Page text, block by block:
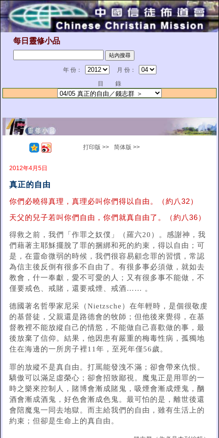
每日靈修小品
年 份：
月 份：
目 錄
打印版 >> 简体版 >>
2012年4月5日
真正的自由
你們必曉得真理，真理必叫你們得以自由。（約八32）
天父的兒子若叫你們自由，你們就真自由了。（約八36）
得救之前，我們「作罪之奴僕」（羅六20）。感謝神，我
們藉著主耶穌擺脫了罪的捆綁和死的約束，得以自由；可
是，在靈命微弱的時候，我們很容易顧念罪的習慣，常認
為信主後反倒有很多不自由了。有很多事必須做，就如去
教會，什一奉獻，愛不可愛的人；又有很多事不能做，不
僅要戒色、戒賭，還要戒煙、戒酒…… 。
德國著名哲學家尼采（Nietzsche）在年輕時，是個很敬虔
的基督徒，父親還是路德會的牧師；但他後來覺得，在基
督教裡不能放縱自己的情慾，不能做自己喜歡做的事，最
後放棄了信仰。結果，他因患有嚴重的梅毒性病，孤獨地
住在海邊的一所房子裡11年，至死年僅56歲。
罪的放縱不是真自由。打罵能發洩不滿；卻會帶來仇恨。
驕傲可以滿足虛榮心；卻會招致鄙視。魔鬼正是用罪的一
時之樂來控制人，賭博會漸成賭鬼，吸煙會漸成煙鬼，酗
酒會漸成酒鬼，好色會漸成色鬼。最可怕的是，離世後還
會陪魔鬼一同去地獄。而主給我們的自由，雖有生活上的
約束；但卻是生命上的真自由。